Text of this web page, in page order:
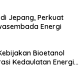
Jepang, Perkuat
Energi
Bioetanol
Kedaulatan Energi